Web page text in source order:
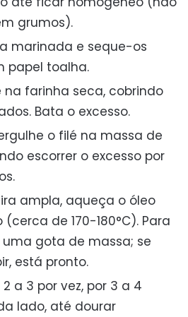
grumos).
marinada e seque-os
papel toalha.
na farinha seca, cobrindo
Bata o excesso.
o filé na massa de
escorrer o excesso por
ampla, aqueça o óleo
de 170-180°C). Para
gota de massa; se
está pronto.
a 3 por vez, por 3 a 4
lado, até dourar